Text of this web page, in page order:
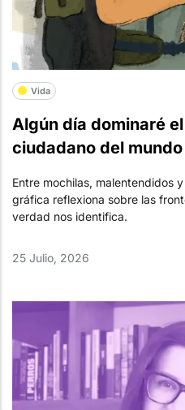
Vida
Algún día dominaré
ciudadano del mundo
Entre mochilas, malentendidos
gráfica reflexiona sobre las
verdad nos identifica.
25 Julio, 2026